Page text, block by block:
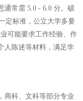
通常需 5.0 - 6.0 分。硕
定标准，公立大学多要
可能要求工作经验、作
人陈述等材料，满足学
商科、文科等部分专业